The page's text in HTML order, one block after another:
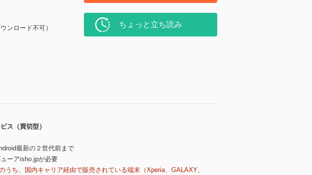
ンロード不可） ちょっと立ち読み
ス（買切型）
最新の２世代前まで
ーアisho.jpが必要
ち、国内キャリア経由で販売されている端末（Xperia、GALAXY、